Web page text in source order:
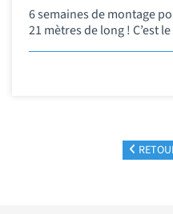
6 semaines de montage
21 mètres de long ! C’est